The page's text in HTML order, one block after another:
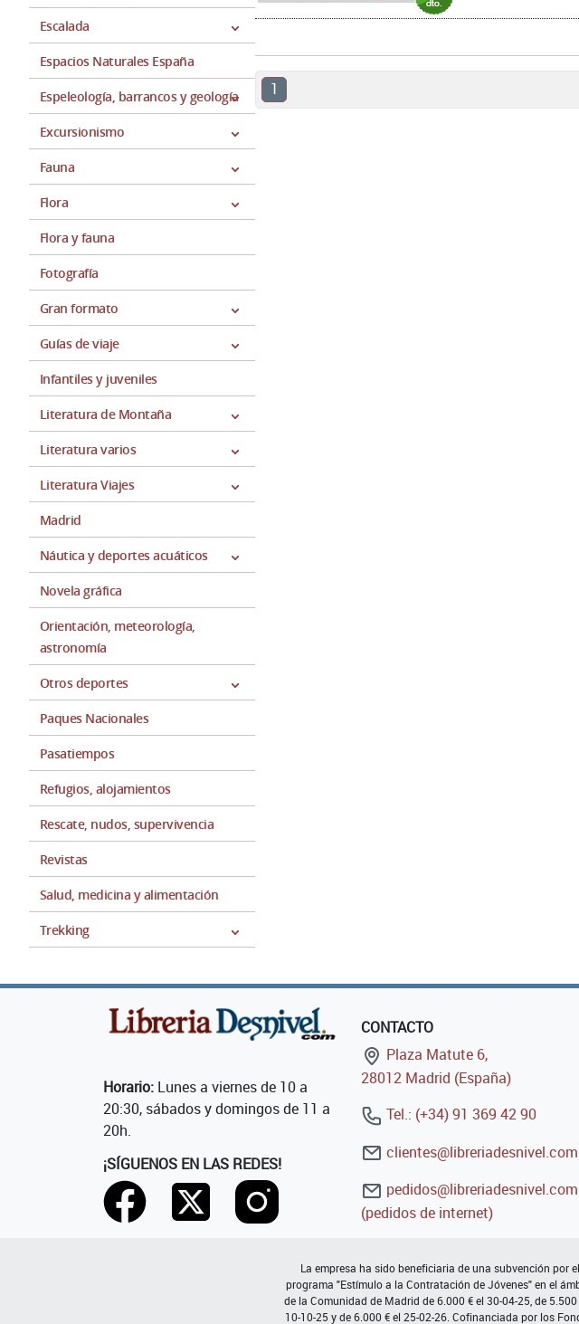
Escalada
Espacios Naturales España
Espeleología, barrancos y geología
Excursionismo
Fauna
Flora
Flora y fauna
Fotografía
Gran formato
Guías de viaje
Infantiles y juveniles
Literatura de Montaña
Literatura varios
Literatura Viajes
Madrid
Náutica y deportes acuáticos
Novela gráfica
Orientación, meteorología,
astronomía
Otros deportes
Paques Nacionales
Pasatiempos
Refugios, alojamientos
Rescate, nudos, supervivencia
Revistas
Salud, medicina y alimentación
Trekking
1
Horario: Lunes a viernes de 10 a
20:30, sábados y domingos de 11 a
20h.
¡SÍGUENOS EN LAS REDES!
CONTACTO
Plaza Matute 6,
28012 Madrid (España)
Tel.: (+34) 91 369 42 90
clientes@libreriadesnivel.com
pedidos@libreriadesnivel.com
(pedidos de internet)
La empresa ha sido beneficiaria de una subvención por el
programa "Estímulo a la Contratación de Jóvenes" en el
de la Comunidad de Madrid de 6.000 € el 30-04-25, de 5.500
10-10-25 y de 6.000 € el 25-02-26. Cofinanciada por los